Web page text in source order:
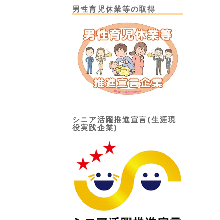
男性育児休業等の取得
シニア活躍推進宣言(生涯現
役実践企業)